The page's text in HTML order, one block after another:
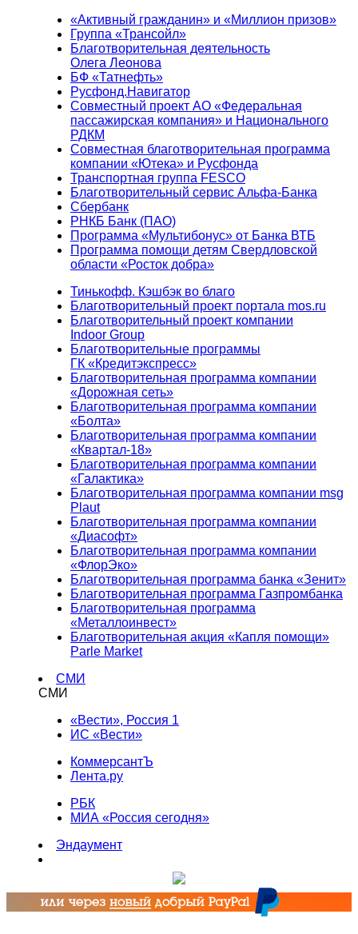
«Активный гражданин» и «Миллион призов»
Группа «Трансойл»
Благотворительная деятельность
Олега Леонова
БФ «Татнефть»
Русфонд.Навигатор
Совместный проект АО «Федеральная
пассажирская компания» и Национального
РДКМ
Совместная благотворительная программа
компании «Ютека» и Русфонда
Транспортная группа FESCO
Благотворительный сервис Альфа-Банка
Сбербанк
РНКБ Банк (ПАО)
Программа «Мультибонус» от Банка ВТБ
Программа помощи детям Свердловской
области «Росток добра»
Тинькофф. Кэшбэк во благо
Благотворительный проект портала mos.ru
Благотворительный проект компании
Indoor Group
Благотворительные программы
ГК «Кредитэкспресс»
Благотворительная программа компании
«Дорожная сеть»
Благотворительная программа компании
«Болта»
Благотворительная программа компании
«Квартал-18»
Благотворительная программа компании
«Галактика»
Благотворительная программа компании msg
Plaut
Благотворительная программа компании
«Диасофт»
Благотворительная программа компании
«ФлорЭко»
Благотворительная программа банка «Зенит»
Благотворительная программа Газпромбанка
Благотворительная программа
«Металлоинвест»
Благотворительная акция «Капля помощи»
Parle Market
СМИ
СМИ
«Вести», Россия 1
ИС «Вести»
КоммерсантЪ
Лента.ру
РБК
МИА «Россия сегодня»
Эндаумент